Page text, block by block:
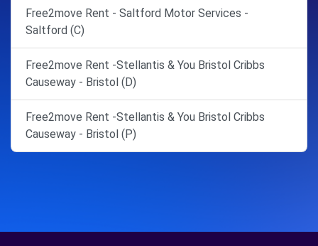
Free2move Rent - Saltford Motor Services -
Saltford (C)
Free2move Rent -Stellantis & You Bristol Cribbs
Causeway - Bristol (D)
Free2move Rent -Stellantis & You Bristol Cribbs
Causeway - Bristol (P)